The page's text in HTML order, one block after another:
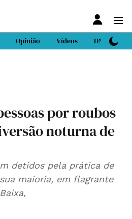
Opinião Vídeos DN Sport
por roubos
noturna de
detidos pela prática de
maioria, em flagrante